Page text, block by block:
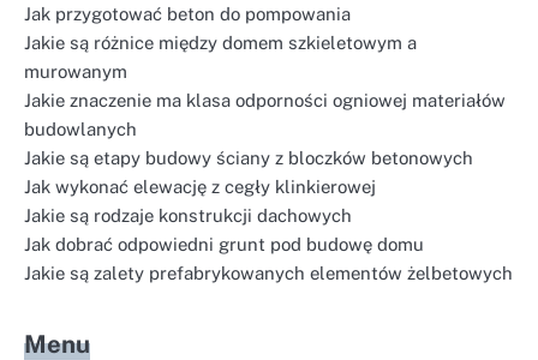
Jak przygotować beton do pompowania
Jakie są różnice między domem szkieletowym a
murowanym
Jakie znaczenie ma klasa odporności ogniowej materiałów
budowlanych
Jakie są etapy budowy ściany z bloczków betonowych
Jak wykonać elewację z cegły klinkierowej
Jakie są rodzaje konstrukcji dachowych
Jak dobrać odpowiedni grunt pod budowę domu
Jakie są zalety prefabrykowanych elementów żelbetowych
Menu